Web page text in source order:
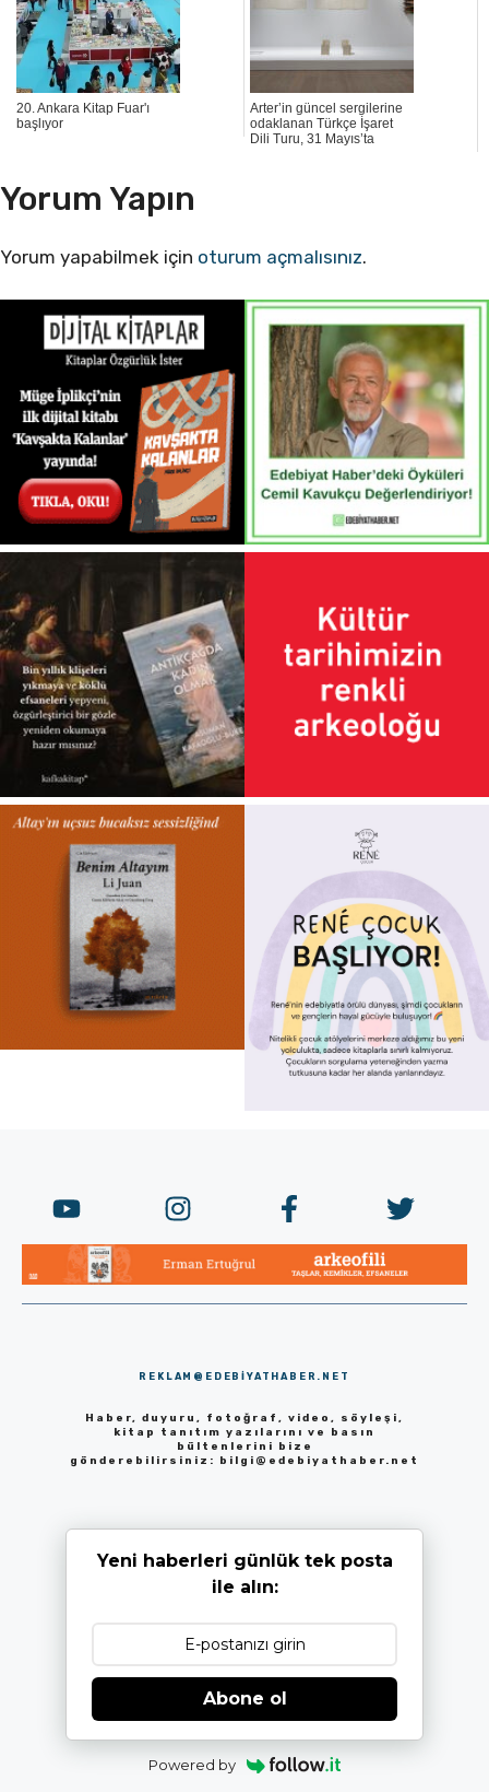
20. Ankara Kitap Fuar'ı
başlıyor
Arter’in güncel sergilerine
odaklanan Türkçe İşaret
Dili Turu, 31 Mayıs’ta
Yorum Yapın
Yorum yapabilmek için oturum açmalısınız.
REKLAM@EDEBIYATHABER.NET
Haber, duyuru, fotoğraf, video, söyleşi,
kitap tanıtım yazılarını ve basın
bültenlerini bize
gönderebilirsiniz: bilgi@edebiyathaber.net
Yeni haberleri günlük tek posta
ile alın:
Abone ol
Powered by